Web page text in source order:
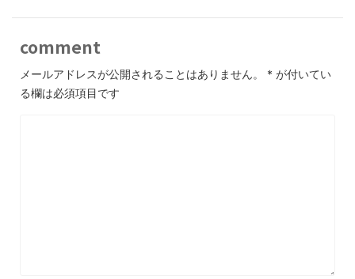
comment
メールアドレスが公開されることはありません。 * が付いてい
る欄は必須項目です